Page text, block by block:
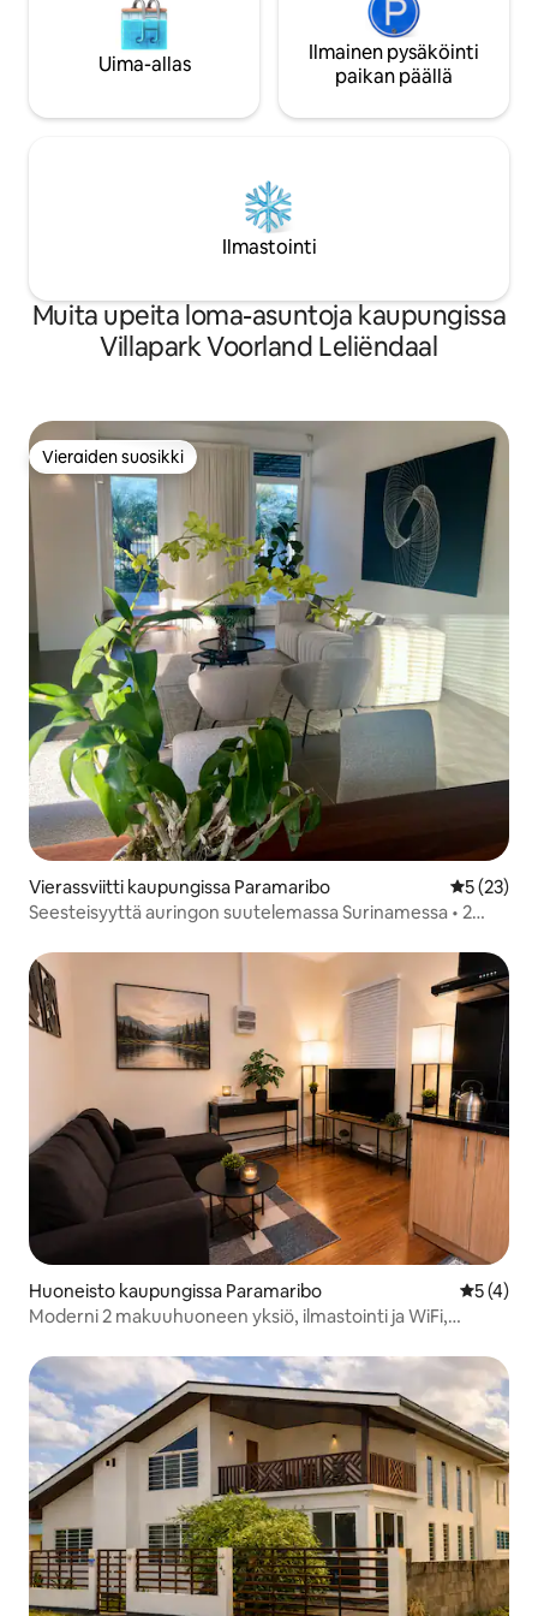
Uima-allas
Ilmainen pysäköinti
paikan päällä
Ilmastointi
Muita upeita loma-asuntoja kaupungissa
Villapark Voorland Leliëndaal
Vieraiden suosikki
Vieraiden suosikki
Vierassviitti kaupungissa Paramaribo
5 (23)
Seesteisyyttä auringon suutelemassa Surinamessa • 2
Huoneisto kaupungissa Paramaribo
5 (4)
Moderni 2 makuuhuoneen yksiö, ilmastointi ja WiFi,